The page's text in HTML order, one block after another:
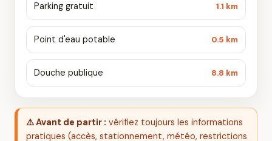
Parking gratuit 1.1 km
Point d'eau potable 0.5 km
Douche publique 8.8 km
⚠️ Avant de partir : vérifiez toujours les informations
pratiques (accès, stationnement, météo, restrictions